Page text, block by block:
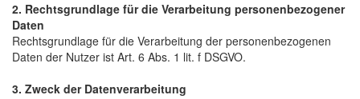
2. Rechtsgrundlage für die Verarbeitung personenbezogener
Daten
Rechtsgrundlage für die Verarbeitung der personenbezogenen
Daten der Nutzer ist Art. 6 Abs. 1 lit. f DSGVO.
3. Zweck der Datenverarbeitung